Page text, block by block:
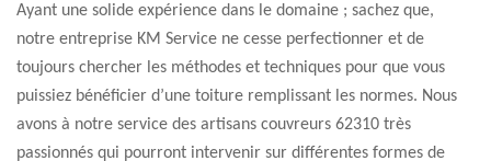
Ayant une solide expérience dans le domaine ; sachez que,
notre entreprise KM Service ne cesse perfectionner et de
toujours chercher les méthodes et techniques pour que vous
puissiez bénéficier d’une toiture remplissant les normes. Nous
avons à notre service des artisans couvreurs 62310 très
passionnés qui pourront intervenir sur différentes formes de